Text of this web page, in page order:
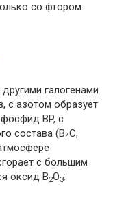
со фтором:
галогенами
с азотом образует
BP, с
состава (B4C,
с большим
оксид B2O3: